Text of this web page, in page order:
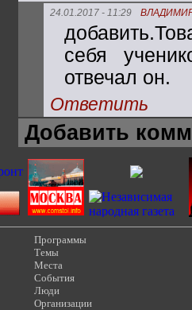
24.01.2017 - 11:29
себя
отвечал он.
Ответить
Добавить
Программы
Темы
Места
События
Люди
Организации